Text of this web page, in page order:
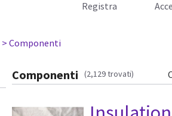
Registra
> Componenti
Componenti (2,129 trovati)